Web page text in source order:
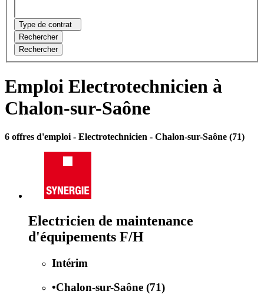
Type de contrat
Rechercher
Rechercher
Emploi Electrotechnicien à
Chalon-sur-Saône
6 offres d'emploi - Electrotechnicien - Chalon-sur-Saône (71)
Electricien de maintenance
d'équipements F/H
Intérim
•Chalon-sur-Saône (71)